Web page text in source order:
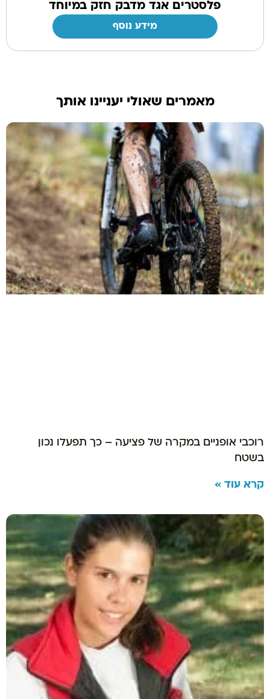
פלסטרים אגד מדבק חזק במיוחד
מידע נוסף
מאמרים שאולי יעניינו אותך
רוכבי אופניים במקרה של פציעה – כך תפעלו נכון
בשטח
קרא עוד »